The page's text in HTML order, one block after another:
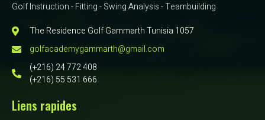
Golf Instruction - Fitting - Swing Analysis - Teambuilding
The Residence Golf Gammarth Tunisia 1057
golfacademygammarth@gmail.com
(+216) 24 772 408
(+216) 55 531 666
Liens rapides